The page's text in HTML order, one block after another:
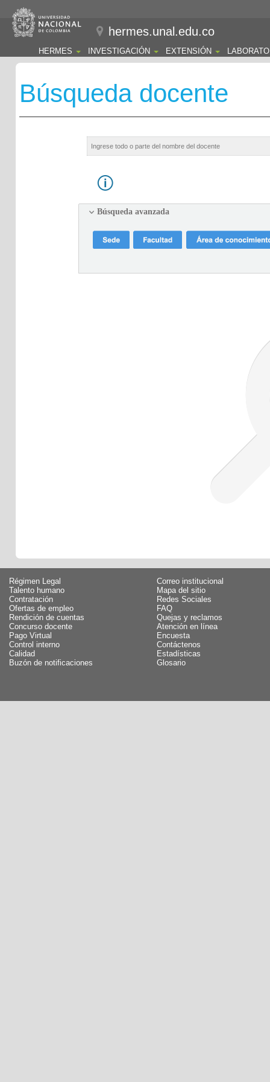
hermes.unal.edu.co
HERMES INVESTIGACIÓN EXTENSIÓN
Búsqueda docente
Búsqueda avanzada
Régimen Legal
Talento humano
Contratación
Ofertas de empleo
Rendición de cuentas
Concurso docente
Pago Virtual
Control interno
Calidad
Buzón de notificaciones
Correo institucional
Mapa del sitio
Redes Sociales
FAQ
Quejas y reclamos
Atención en línea
Encuesta
Contáctenos
Estadísticas
Glosario